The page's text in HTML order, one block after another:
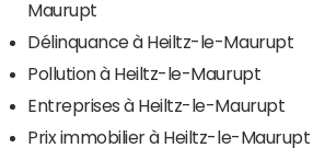
Maurupt
Délinquance à Heiltz-le-Maurupt
Pollution à Heiltz-le-Maurupt
Entreprises à Heiltz-le-Maurupt
Prix immobilier à Heiltz-le-Maurupt